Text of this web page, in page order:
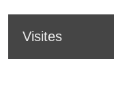
Visites